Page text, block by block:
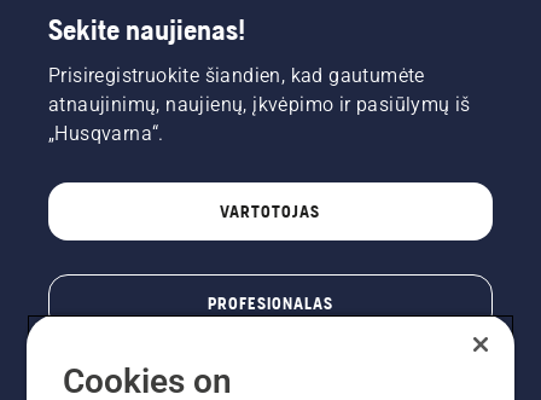
Sekite naujienas!
Prisiregistruokite šiandien, kad gautumėte
atnaujinimų, naujienų, įkvėpimo ir pasiūlymų iš
„Husqvarna“.
VARTOTOJAS
PROFESIONALAS
Cookies on